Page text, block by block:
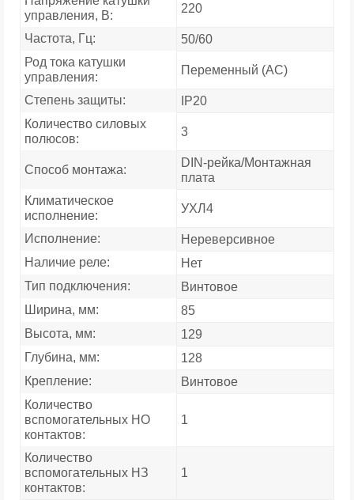
управления, В:
220
Частота, Гц:
50/60
Род тока катушки
управления:
Переменный (AC)
Степень защиты:
IP20
Количество силовых
полюсов:
3
Способ монтажа:
DIN-рейка/Монтажная
плата
Климатическое
исполнение:
УХЛ4
Исполнение:
Нереверсивное
Наличие реле:
Нет
Тип подключения:
Винтовое
Ширина, мм:
85
Высота, мм:
129
Глубина, мм:
128
Крепление:
Винтовое
Количество
вспомогательных НО
контактов:
1
Количество
вспомогательных НЗ
контактов:
1